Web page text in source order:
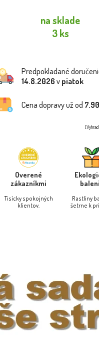
na sklade
3 ks
Predpokladané
14.8.2026 v piatok
Cena dopravy už od
Overené
zákazníkmi
Tisícky spokojných
klientov.
Rastliny
šetrne k